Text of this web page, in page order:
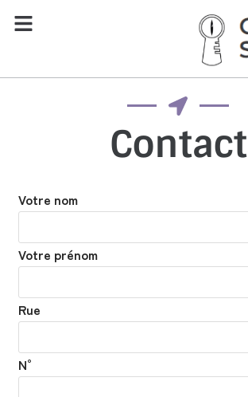
Contact
Votre nom
Votre prénom
Rue
N°